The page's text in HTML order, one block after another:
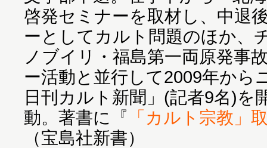
啓発セミナーを取材し、中退
ーとしてカルト問題のほか、
ノブイリ・福島第一両原発事
ー活動と並行して2009年から
日刊カルト新聞」(記者9名)を
動。著書に『 「カルト宗教」
（宝島社新書）